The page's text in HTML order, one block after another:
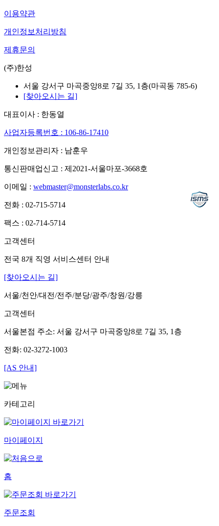
이용약관
개인정보처리방침
제휴문의
(주)한성
서울 강서구 마곡중앙8로 7길 35, 1층(마곡동 785-6)
[찾아오시는 길]
대표이사 : 한동열
사업자등록번호 : 106-86-17410
개인정보관리자 : 남훈우
통신판매업신고 : 제2021-서울마포-3668호
이메일 : webmaster@monsterlabs.co.kr
전화 : 02-715-5714
팩스 : 02-714-5714
고객센터
전국 8개 직영 서비스센터 안내
[찾아오시는 길]
서울/천안/대전/전주/분당/광주/창원/강릉
고객센터
서울본점 주소: 서울 강서구 마곡중앙8로 7길 35, 1층
전화: 02-3272-1003
[AS 안내]
카테고리
마이페이지
홈
주문조회